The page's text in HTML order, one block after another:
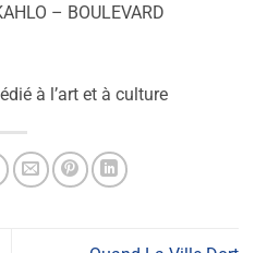
– BOULEVARD
à l’art et à culture